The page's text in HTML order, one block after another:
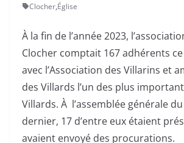
Clocher,Église
À la fin de l’année 2023,
Clocher comptait 167 adhérents
avec l’Association des Villarins et
des Villards l’un des plus
Villards. À l’assemblée générale
dernier, 17 d’entre eux étaient
avaient envoyé des procurations.